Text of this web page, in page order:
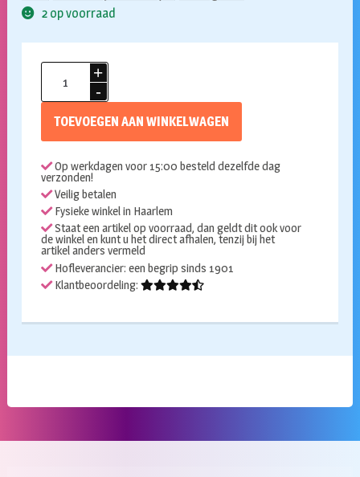
2 op voorraad
glitter
Flamingo
Fiesta
3gr
aantal
TOEVOEGEN AAN WINKELWAGEN
Op werkdagen voor 15:00 besteld dezelfde dag
verzonden!
Veilig betalen
Fysieke winkel in Haarlem
Staat een artikel op voorraad, dan geldt dit ook voor
de winkel en kunt u het direct afhalen, tenzij bij het
artikel anders vermeld
Hofleverancier: een begrip sinds 1901
Klantbeoordeling: